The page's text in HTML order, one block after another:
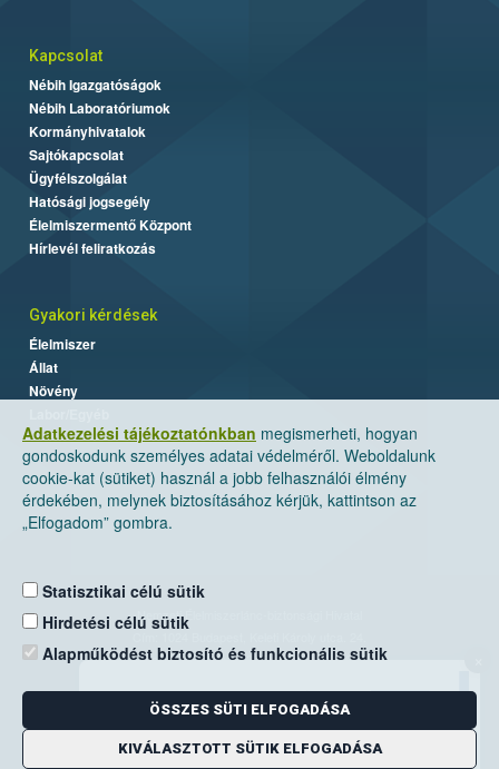
Adatkezelési tájékoztatónkban megismerheti, hogyan
gondoskodunk személyes adatai védelméről. Weboldalunk
cookie-kat (sütiket) használ a jobb felhasználói élmény
érdekében, melynek biztosításához kérjük, kattintson az
„Elfogadom” gombra.
Statisztikai célú sütik
Hirdetési célú sütik
Alapműködést biztosító és funkcionális sütik
ÖSSZES SÜTI ELFOGADÁSA
KIVÁLASZTOTT SÜTIK ELFOGADÁSA
Kapcsolat
Nébih Igazgatóságok
Nébih Laboratóriumok
Kormányhivatalok
Sajtókapcsolat
Ügyfélszolgálat
Hatósági jogsegély
Élelmiszermentő Központ
Hírlevél feliratkozás
Gyakori kérdések
Élelmiszer
Állat
Növény
Nemzeti Élelmiszerlánc-biztonsági Hivatal
Levelezési cím: 1525 Budapest. Pf. 30.
E-mail:ugyfelszolgalat@nebih.gov.hu
Zöld szám: 06-80/263-244
Telefon: 06-1/ 336-9000